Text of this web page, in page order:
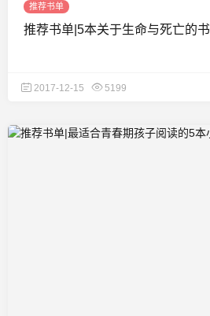
推荐书单
推荐书单|5本关于生命与死亡的书
2017-12-15 5199